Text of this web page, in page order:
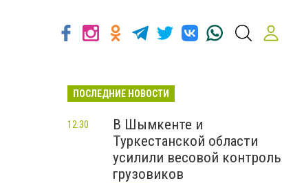
ПОСЛЕДНИЕ НОВОСТИ
В Шымкенте и
Туркестанской области
усилили весовой контроль
грузовиков
12:30